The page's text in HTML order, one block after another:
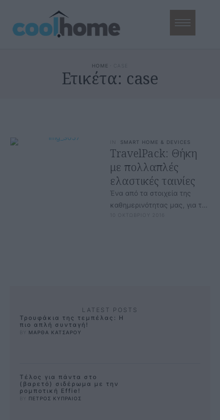
HOME · CASE
Ετικέτα: case
IN SMART HOME & DEVICES
ΤravelPack: Θήκη
με πολλαπλές
ελαστικές ταινίες
Ένα από τα στοιχεία της
καθημερινότητας μας, για το
οποίο αναζητούμε διαρκώς
10 ΟΚΤΩΒΡΙΟΥ 2016
LATEST POSTS
Τρουφάκια της τεμπέλας: Η
πιο απλή συνταγή!
ΜΑΡΘΑ ΚΑΤΣΑΡΟΥ
Τέλος για πάντα στο
(βαρετό) σιδέρωμα με την
ρομποτική Effie!
ΠΕΤΡΟΣ ΚΥΠΡΑΙΟΣ